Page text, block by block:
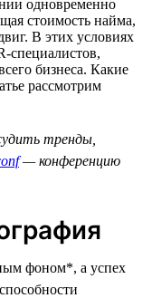
одновременно
стоимость найма,
В этих условиях
специалистов,
бизнеса. Какие
рассмотрим
тренды,
— конференцию
фоном*, а успех